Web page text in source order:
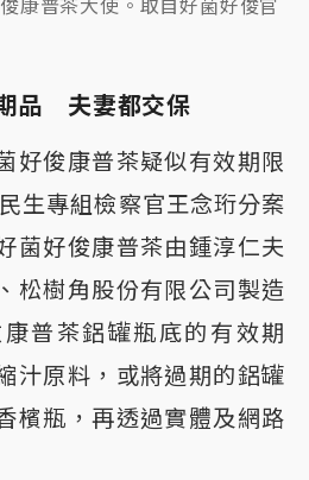
康普茶大使。取自好菌好俊官
品 夫妻都交保
好俊康普茶疑似有效期限
生專組檢察官王念珩分案
菌好俊康普茶由鍾淳仁夫
松樹角股份有限公司製造
普茶鋁罐瓶底的有效期
汁原料，或將過期的鋁罐
檳瓶，再透過實體及網路